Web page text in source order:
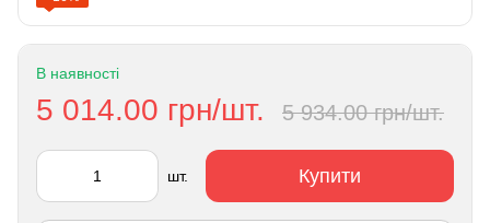
В наявності
5 014.00 грн/шт. 5 934.00 грн/шт.
шт. Купити